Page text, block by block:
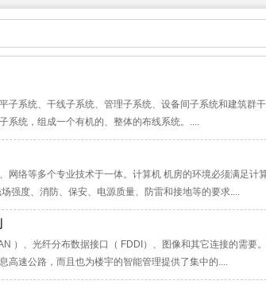
子系统、干线子系统、管理子系统、设备间子系统和建筑群
系统，组成一个有机的、整体的布线系统。....
网络等多个专业技术于一体。计算机 机房的环境必须满足计
强度、消防、保安、电源质量、防雷和接地等的要求....
）、光纤分布数据接口（ FDDI）、图像和其它连接的需要
高速公路，而且也为楼宇的智能管理提供了集中的....